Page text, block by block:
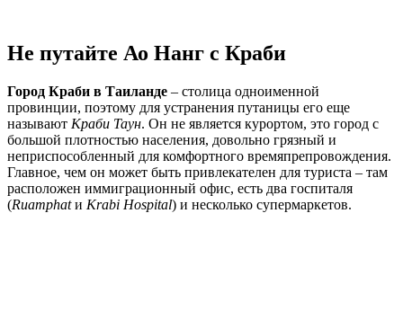
Не путайте Ао Нанг с Краби
Город Краби в Таиланде – столица одноименной
провинции, поэтому для устранения путаницы его еще
называют Краби Таун. Он не является курортом, это город с
большой плотностью населения, довольно грязный и
неприспособленный для комфортного времяпрепровождения.
Главное, чем он может быть привлекателен для туриста – там
расположен иммиграционный офис, есть два госпиталя
(Ruamphatи Krabi Hospital) и несколько супермаркетов.